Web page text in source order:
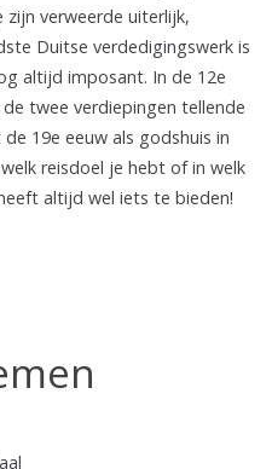
verweerde uiterlijk,
Duitse verdedigingswerk is
altijd imposant. In de 12e
twee verdiepingen tellende
19e eeuw als godshuis in
reisdoel je hebt of in welk
altijd wel iets te bieden!